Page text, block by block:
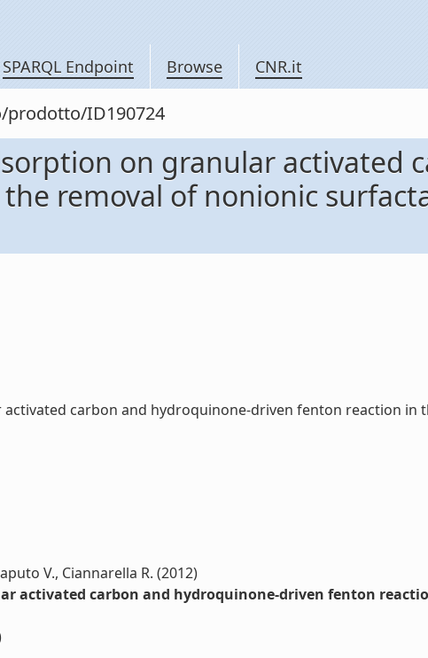
SPARQL Endpoint Browse CNR.it
ID190724
on granular activated
removal of nonionic
carbon and hydroquinone-driven fenton reaction
V., Ciannarella R. (2012)
activated carbon and hydroquinone-driven fenton